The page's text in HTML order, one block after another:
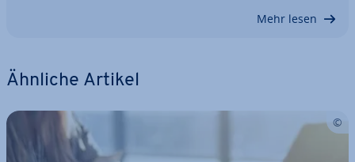
Mehr lesen
Ähnliche Artikel